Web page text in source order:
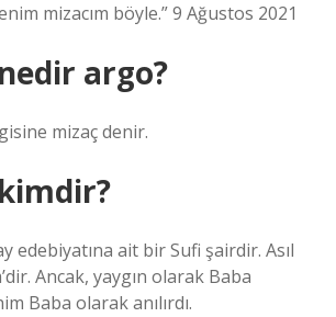
mizacım böyle.” 9 Ağustos 2021
argo?
mizaç denir.
edebiyatına ait bir Sufi şairdir. Asıl
Ancak, yaygın olarak Baba
Baba olarak anılırdı.